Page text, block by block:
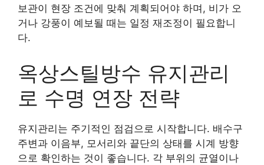
보관이 현장 조건에 맞춰 계획되어야 하며, 비가 오
거나 강풍이 예보될 때는 일정 재조정이 필요합니
다.
옥상스틸방수 유지관리
로 수명 연장 전략
유지관리는 주기적인 점검으로 시작합니다. 배수구
주변과 이음부, 모서리와 끝단의 상태를 시계 방향
으로 확인하는 것이 좋습니다. 각 부위의 균열이나